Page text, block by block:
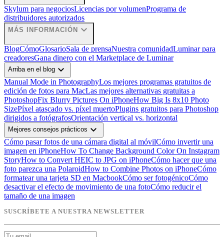
Skylum para negociosLicencias por volumenPrograma de
distribuidores autorizados
MÁS INFORMACIÓN expand_more
BlogCómoGlosarioSala de prensaNuestra comunidadLuminar para
creadoresGana dinero con el Marketplace de Luminar
Arriba en el blog expand_more
Manual Mode in PhotographyLos mejores programas gratuitos de
edición de fotos para MacLas mejores alternativas gratuitas a
PhotoshopFix Blurry Pictures On iPhoneHow Big Is 8x10 Photo
SizePíxel atascado vs. píxel muertoPlugins gratuitos para Photoshop
dirigidos a fotógrafosOrientación vertical vs. horizontal
Mejores consejos prácticos expand_more
Cómo pasar fotos de una cámara digital al móvilCómo invertir una
imagen en iPhoneHow To Change Background Color On Instagram
StoryHow to Convert HEIC to JPG on iPhoneCómo hacer que una
foto parezca una PolaroidHow to Combine Photos on iPhoneCómo
formatear una tarjeta SD en MacbookCómo ser fotogénicoCómo
desactivar el efecto de movimiento de una fotoCómo reducir el
tamaño de una imagen
SUSCRÍBETE A NUESTRA NEWSLETTER